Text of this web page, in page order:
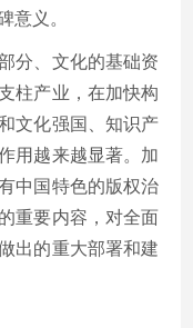
意义。
、文化的基础资
柱产业，在加快构
文化强国、知识产
用越来越显著。加
中国特色的版权治
重要内容，对全面
出的重大部署和建